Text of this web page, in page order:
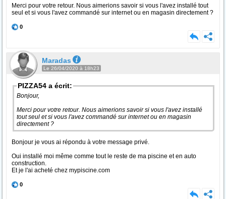
Merci pour votre retour. Nous aimerions savoir si vous l'avez installé tout
seul et si vous l'avez commandé sur internet ou en magasin directement ?
0
Maradas
Le 26/04/2020 à 18h23
PIZZA54 a écrit:
Bonjour,
Merci pour votre retour. Nous aimerions savoir si vous l'avez installé
tout seul et si vous l'avez commandé sur internet ou en magasin
directement ?
Bonjour je vous ai répondu à votre message privé.
Oui installé moi même comme tout le reste de ma piscine et en auto
construction.
Et je l'ai acheté chez mypiscine.com
0